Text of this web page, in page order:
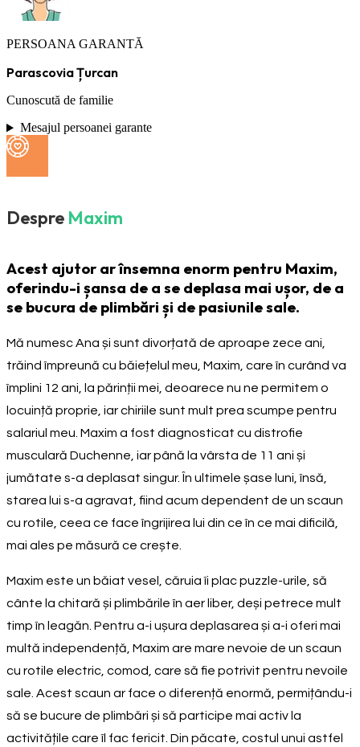
PERSOANA GARANTĂ
Parascovia Țurcan
Cunoscută de familie
Mesajul persoanei garante
Despre Maxim
Acest ajutor ar însemna enorm pentru Maxim,
oferindu-i șansa de a se deplasa mai ușor, de a
se bucura de plimbări și de pasiunile sale.
Mă numesc Ana și sunt divorțată de aproape zece ani,
trăind împreună cu băiețelul meu, Maxim, care în curând va
împlini 12 ani, la părinții mei, deoarece nu ne permitem o
locuință proprie, iar chiriile sunt mult prea scumpe pentru
salariul meu. Maxim a fost diagnosticat cu distrofie
musculară Duchenne, iar până la vârsta de 11 ani și
jumătate s-a deplasat singur. În ultimele șase luni, însă,
starea lui s-a agravat, fiind acum dependent de un scaun
cu rotile, ceea ce face îngrijirea lui din ce în ce mai dificilă,
mai ales pe măsură ce crește.
Maxim este un băiat vesel, căruia îi plac puzzle-urile, să
cânte la chitară și plimbările în aer liber, deși petrece mult
timp în leagăn. Pentru a-i ușura deplasarea și a-i oferi mai
multă independență, Maxim are mare nevoie de un scaun
cu rotile electric, comod, care să fie potrivit pentru nevoile
sale. Acest scaun ar face o diferență enormă, permițându-i
să se bucure de plimbări și să participe mai activ la
activitățile care îl fac fericit. Din păcate, costul unui astfel